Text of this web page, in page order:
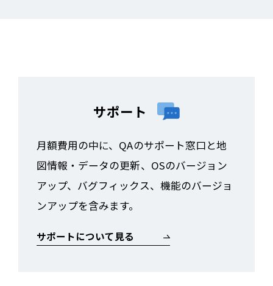
なお、通信費の負担や端末故障時の取り扱
いについては、各社の運用ルールに応じた
整理が必要となるため、より安定した運用
を重視される場合は、会社支給（企業契
約）のスマートフォンでのご利用もご検討
ください。
サポート
月額費用の中に、QAのサポート窓口と地
図情報・データの更新、OSのバージョン
アップ、バグフィックス、機能のバージョ
ンアップを含みます。
サポートについて見る